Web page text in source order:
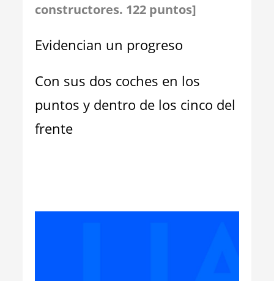
constructores. 122 puntos]
Evidencian un progreso
Con sus dos coches en los
puntos y dentro de los cinco del
frente